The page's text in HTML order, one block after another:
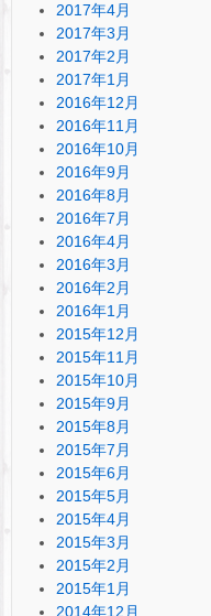
2017年4月
2017年3月
2017年2月
2017年1月
2016年12月
2016年11月
2016年10月
2016年9月
2016年8月
2016年7月
2016年4月
2016年3月
2016年2月
2016年1月
2015年12月
2015年11月
2015年10月
2015年9月
2015年8月
2015年7月
2015年6月
2015年5月
2015年4月
2015年3月
2015年2月
2015年1月
2014年12月